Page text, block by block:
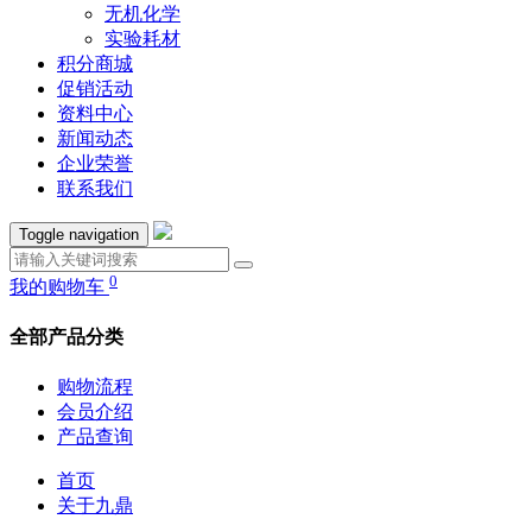
无机化学
实验耗材
积分商城
促销活动
资料中心
新闻动态
企业荣誉
联系我们
Toggle navigation
我的购物车 0
全部产品分类
购物流程
会员介绍
产品查询
首页
关于九鼎